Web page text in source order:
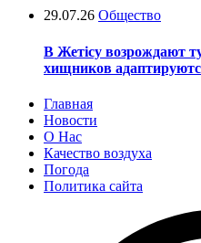
29.07.26 Общество
В Жетісу возрождают
хищников
Главная
Новости
О Нас
Качество воздуха
Погода
Политика сайта